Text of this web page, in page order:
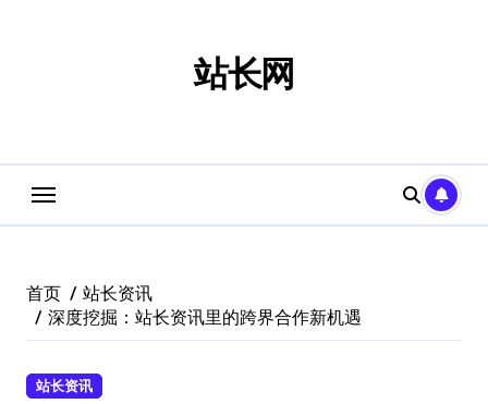
站长网
首页
站长资讯
深度挖掘：站长资讯里的跨界合作新机遇
站长资讯